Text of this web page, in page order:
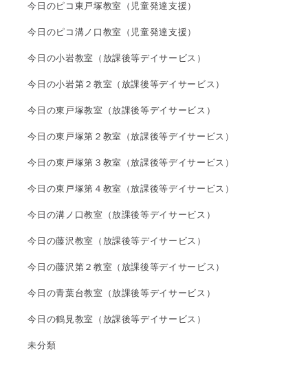
今日のピコ東戸塚教室（児童発達支援）
今日のピコ溝ノ口教室（児童発達支援）
今日の小岩教室（放課後等デイサービス）
今日の小岩第２教室（放課後等デイサービス）
今日の東戸塚教室（放課後等デイサービス）
今日の東戸塚第２教室（放課後等デイサービス）
今日の東戸塚第３教室（放課後等デイサービス）
今日の東戸塚第４教室（放課後等デイサービス）
今日の溝ノ口教室（放課後等デイサービス）
今日の藤沢教室（放課後等デイサービス）
今日の藤沢第２教室（放課後等デイサービス）
今日の青葉台教室（放課後等デイサービス）
今日の鶴見教室（放課後等デイサービス）
未分類